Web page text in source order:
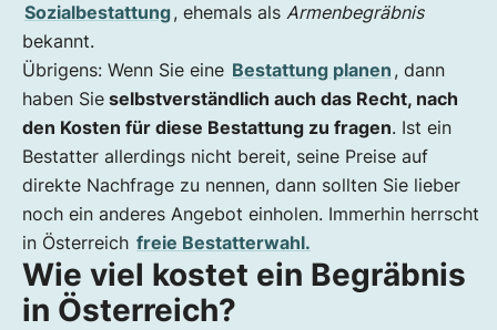
Sozialbestattung, ehemals als Armenbegräbnis
bekannt.
Übrigens: Wenn Sie eine Bestattung planen , dann
haben Sie selbstverständlich auch das Recht, nach
den Kosten für diese Bestattung zu fragen. Ist ein
Bestatter allerdings nicht bereit, seine Preise auf
direkte Nachfrage zu nennen, dann sollten Sie lieber
noch ein anderes Angebot einholen. Immerhin herrscht
in Österreich freie Bestatterwahl.
Wie viel kostet ein Begräbnis
in Österreich?